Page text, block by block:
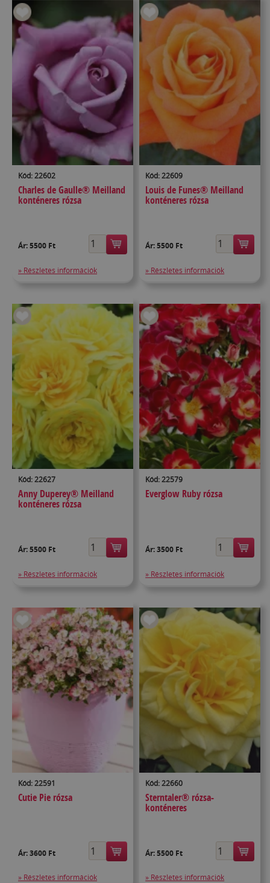
Kód: 22602
Charles de Gaulle® Meilland
konténeres rózsa
Ár:5500 Ft
» Részletes információk
Kód: 22609
Louis de Funes® Meilland
konténeres rózsa
Ár:5500 Ft
» Részletes információk
Kód: 22627
Anny Duperey® Meilland
konténeres rózsa
Ár:5500 Ft
» Részletes információk
Kód: 22579
Everglow Ruby rózsa
Ár:3500 Ft
» Részletes információk
Kód: 22591
Cutie Pie rózsa
Ár:3600 Ft
» Részletes információk
Kód: 22660
Sterntaler® rózsa-
konténeres
Ár:5500 Ft
» Részletes információk